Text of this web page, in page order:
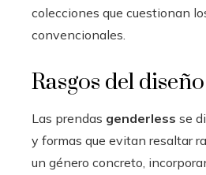
colecciones que cuestionan
convencionales.
Rasgos del
Las prendas genderless se
y formas que evitan resaltar
un género concreto,